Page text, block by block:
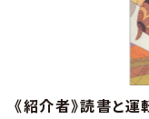
《紹介者》読書と